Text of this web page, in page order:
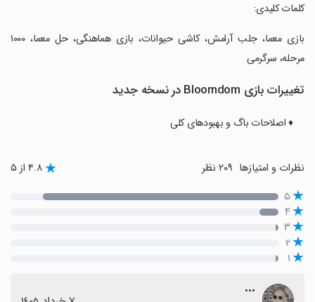
‏کلمات کلیدی:
‏بازی معما، جلب آرامش، کاشی حیوانات، بازی هماهنگی، حل معما، ۱۰۰۰
مرحله، سرگرمی
تغییرات بازی Bloomdom در نسخه جدید
♦️ اصلاحات باگ و بهبودهای کلی
نظرات و امتیازها ۴.۸ از ۵
۵
۴
۳
۲
۱
•••